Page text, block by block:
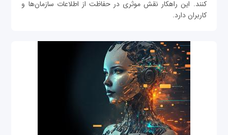
کنند. این راهکار نقش موثری در حفاظت از اطلاعات سازمان‌ها و
کاربران دارد.